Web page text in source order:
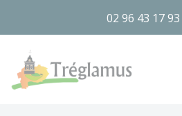
02 96 43 17 93